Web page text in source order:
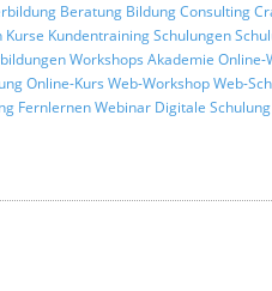
Beratung BildungConsulting
Kurse KundentrainingSchulungen
Workshops Akademie Online-
Online-Kurs Web-WorkshopWeb-
FernlernenWebinar Digitale Schulung